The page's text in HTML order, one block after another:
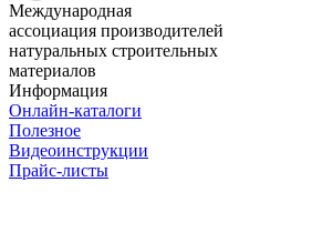
Международная
ассоциация производителей
натуральных строительных
материалов
Информация
Онлайн-каталоги
Полезное
Видеоинструкции
Прайс-листы